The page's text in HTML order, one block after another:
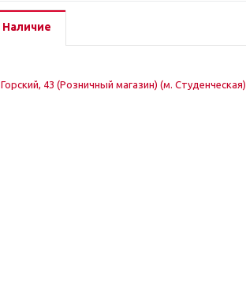
Наличие
Горский, 43 (Розничный магазин) (м. Студенческая)